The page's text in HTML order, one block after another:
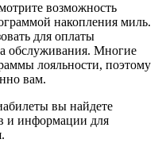
возможность
накопления миль.
для оплаты
обслуживания. Многие
лояльности, поэтому
вам.
вы найдете
и информации для